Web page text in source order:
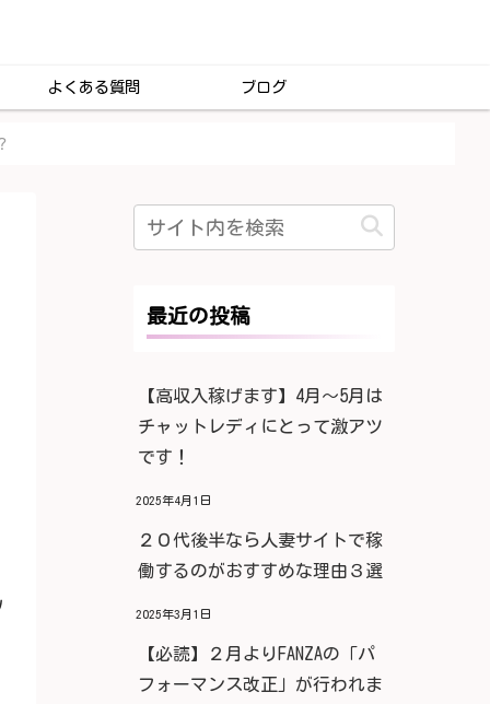
よくある質問 ブログ
最近の投稿
【高収入稼げます】4月〜5月は
チャットレディにとって激アツ
です！
2025年4月1日
２０代後半なら人妻サイトで稼
働するのがおすすめな理由３選
2025年3月1日
【必読】２月よりFANZAの「パ
フォーマンス改正」が行われま